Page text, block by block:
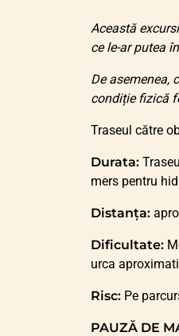
Această
ce le-ar putea
De asemenea,
condiție fizică
Traseul către
Durata:
mers pentru
Distanța:
Dificultate:
urca
Risc: Pe
PAUZĂ DE